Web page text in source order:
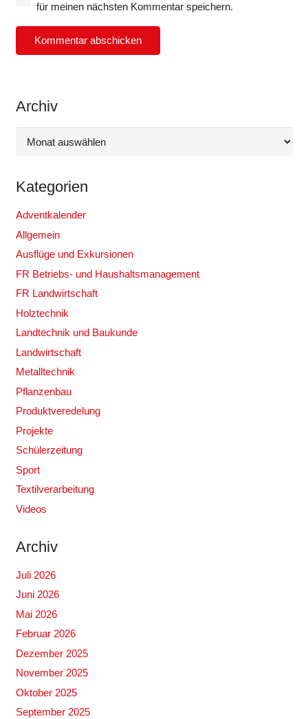
für meinen nächsten Kommentar speichern.
Kommentar abschicken
Archiv
Kategorien
Adventkalender
Allgemein
Ausflüge und Exkursionen
FR Betriebs- und Haushaltsmanagement
FR Landwirtschaft
Holztechnik
Landtechnik und Baukunde
Landwirtschaft
Metalltechnik
Pflanzenbau
Produktveredelung
Projekte
Schülerzeitung
Sport
Textilverarbeitung
Videos
Archiv
Juli 2026
Juni 2026
Mai 2026
Februar 2026
Dezember 2025
November 2025
Oktober 2025
September 2025